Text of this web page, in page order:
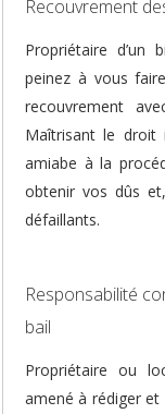
Recouvrement
Propriétaire d’un
peinez à vous
recouvrement
Maîtrisant le droit
amiabe à la
obtenir vos dûs
défaillants.
Responsabilité
bail
Propriétaire ou
amené à rédiger